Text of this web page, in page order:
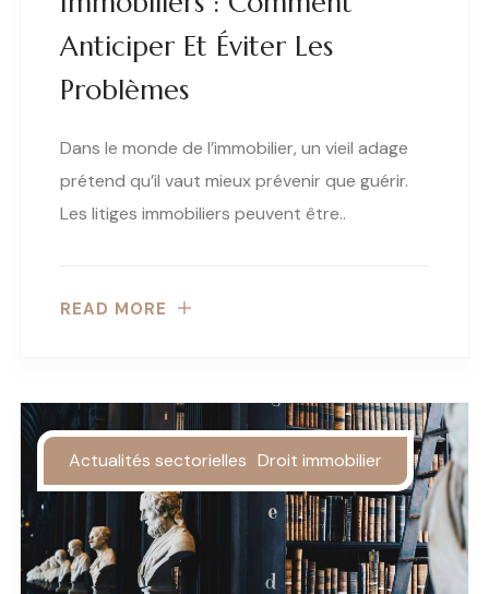
Anticiper Et Éviter Les
Problèmes
Dans le monde de l’immobilier, un vieil adage
prétend qu’il vaut mieux prévenir que guérir.
Les litiges immobiliers peuvent être..
READ MORE
Actualités sectorielles Droit immobilier